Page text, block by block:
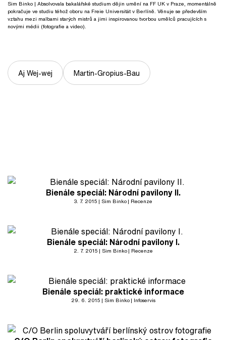
Sim Binko | Absolvovala bakalářské studium dějin umění na FF UK v Praze, momentálně
pokračuje ve studiu téhož oboru na Freie Universität v Berlíně. Věnuje se především
vztahu mezi malbami starých mistrů a jimi inspirovanou tvorbou umělců pracujících s
novými médii (fotografie a video).
Aj Wej-wej Martin-Gropius-Bau
Bienále speciál: Národní pavilony II.
3. 7. 2015 Sim Binko Recenze
Bienále speciál: Národní pavilony I.
2. 7. 2015 Sim Binko Recenze
Bienále speciál: praktické informace
29. 6. 2015 Sim Binko Infoservis